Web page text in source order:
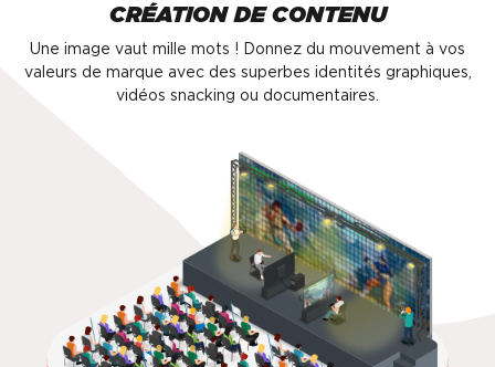
CRÉATION DE CONTENU
Une image vaut mille mots ! Donnez du mouvement à vos
valeurs de marque avec des superbes identités graphiques,
vidéos snacking ou documentaires.